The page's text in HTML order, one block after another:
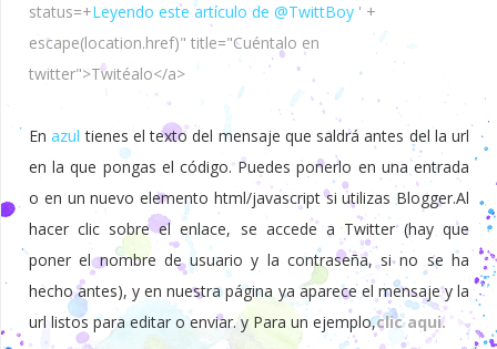
status=+Leyendo este artículo de @TwittBoy ' +
escape(location.href)" title="Cuéntalo en
twitter">Twitéalo</a>
Enazul tienes el texto del mensaje que saldrá antes del la url
en la que pongas el código. Puedes ponerlo en una entrada
o en un nuevo elemento html/javascript si utilizas Blogger.Al
hacer clic sobre el enlace, se accede a Twitter (hay que
poner el nombre de usuario y la contraseña, si no se ha
hecho antes), y en nuestra página ya aparece el mensaje y la
url listos para editar o enviar. y Para un ejemplo,clic aqui.